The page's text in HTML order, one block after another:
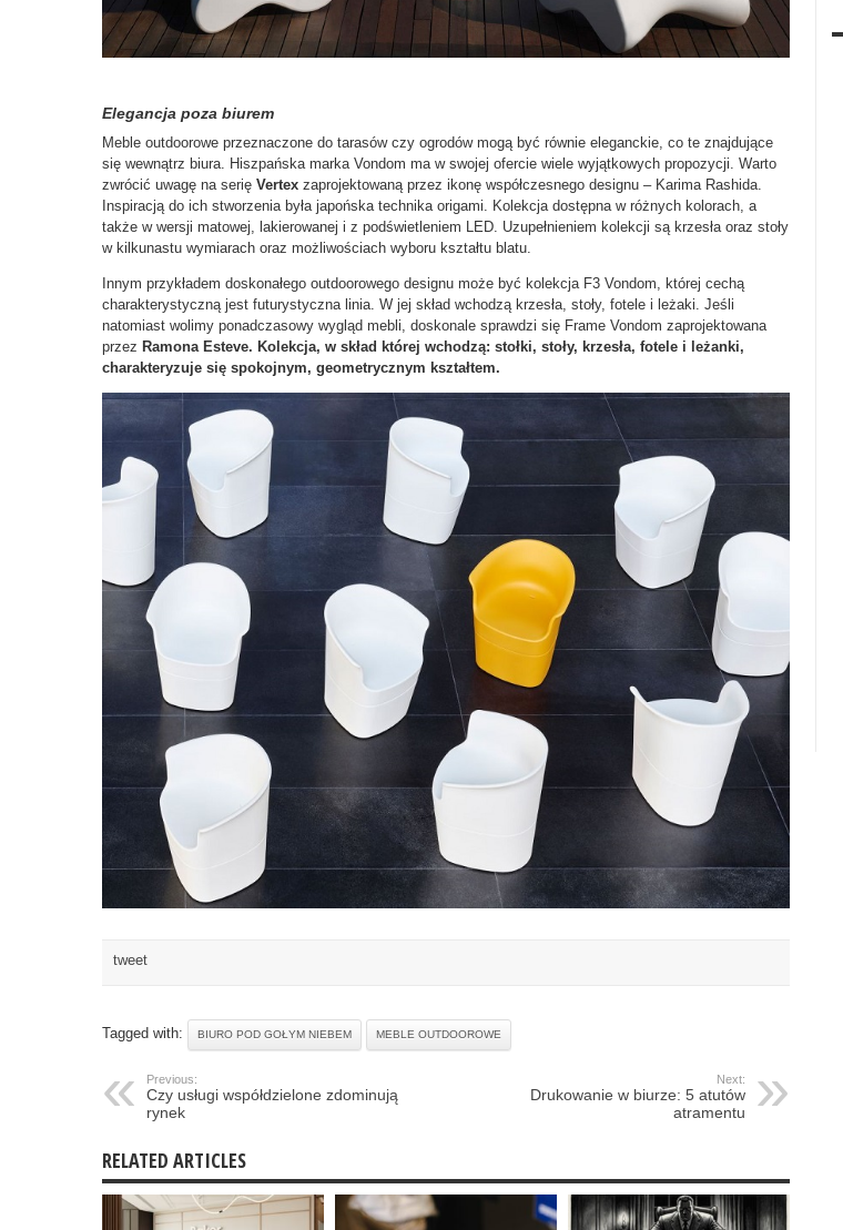
Elegancja poza biurem
Meble outdoorowe przeznaczone do tarasów czy ogrodów mogą być równie eleganckie, co te znajdujące
się wewnątrz biura. Hiszpańska marka Vondom ma w swojej ofercie wiele wyjątkowych propozycji. Warto
zwrócić uwagę na serię Vertex zaprojektowaną przez ikonę współczesnego designu – Karima Rashida.
Inspiracją do ich stworzenia była japońska technika origami. Kolekcja dostępna w różnych kolorach, a
także w wersji matowej, lakierowanej i z podświetleniem LED. Uzupełnieniem kolekcji są krzesła oraz stoły
w kilkunastu wymiarach oraz możliwościach wyboru kształtu blatu.
Innym przykładem doskonałego outdoorowego designu może być kolekcja F3 Vondom, której cechą
charakterystyczną jest futurystyczna linia. W jej skład wchodzą krzesła, stoły, fotele i leżaki. Jeśli
natomiast wolimy ponadczasowy wygląd mebli, doskonale sprawdzi się Frame Vondom zaprojektowana
przez Ramona Esteve. Kolekcja, w skład której wchodzą: stołki, stoły, krzesła, fotele i leżanki,
charakteryzuje się spokojnym, geometrycznym kształtem.
tweet
Tagged with: BIURO POD GOŁYM NIEBEM MEBLE OUTDOOROWE
Previous:
Czy usługi współdzielone zdominują
rynek
Next:
Drukowanie w biurze: 5 atutów
atramentu
RELATED ARTICLES